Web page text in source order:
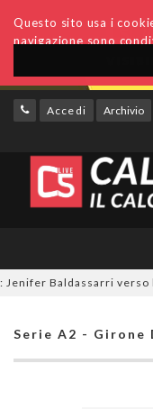
Questo sito usa i
navigazione sono
Accedi Archivio
Baldassarri verso la
Serie A2 - Girone